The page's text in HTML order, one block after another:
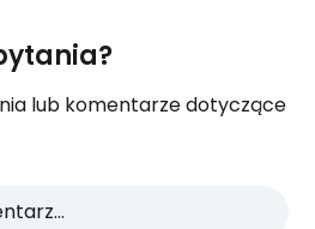
lub komentarze dotyczące